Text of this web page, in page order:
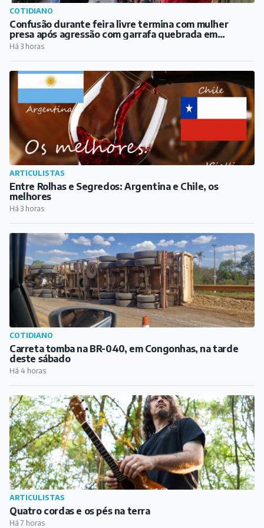
COTIDIANO
Confusão durante feira livre termina com mulher
presa após agressão com garrafa quebrada em
Barbacena
Há 3 horas
ARTICULISTAS
Entre Rolhas e Segredos: Argentina e Chile, os
melhores
Há 3 horas
COTIDIANO
Carreta tomba na BR-040, em Congonhas, na tarde
deste sábado
Há 4 horas
ARTICULISTAS
Quatro cordas e os pés na terra
Há 7 horas